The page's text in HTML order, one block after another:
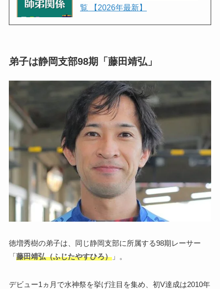
覧 【2026年最新】
弟子は静岡支部98期「藤田靖弘」
徳増秀樹の弟子は、同じ静岡支部に所属する98期レーサー
「藤田靖弘（ふじたやすひろ）」。
デビュー1ヵ月で水神祭を挙げ注目を集め、初V達成は2010年